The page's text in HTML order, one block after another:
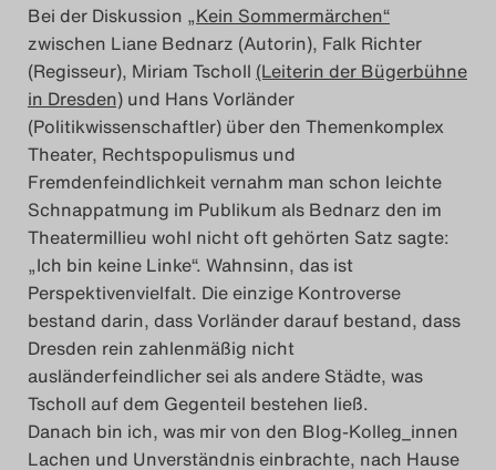
Bei der Diskussion „Kein Sommermärchen“
zwischen Liane Bednarz (Autorin), Falk Richter
(Regisseur), Miriam Tscholl (Leiterin der Bügerbühne
in Dresden) und Hans Vorländer
(Politikwissenschaftler) über den Themenkomplex
Theater, Rechtspopulismus und
Fremdenfeindlichkeit vernahm man schon leichte
Schnappatmung im Publikum als Bednarz den im
Theatermillieu wohl nicht oft gehörten Satz sagte:
„Ich bin keine Linke“. Wahnsinn, das ist
Perspektivenvielfalt. Die einzige Kontroverse
bestand darin, dass Vorländer darauf bestand, dass
Dresden rein zahlenmäßig nicht
ausländerfeindlicher sei als andere Städte, was
Tscholl auf dem Gegenteil bestehen ließ.
Danach bin ich, was mir von den Blog-Kolleg_innen
Lachen und Unverständnis einbrachte, nach Hause